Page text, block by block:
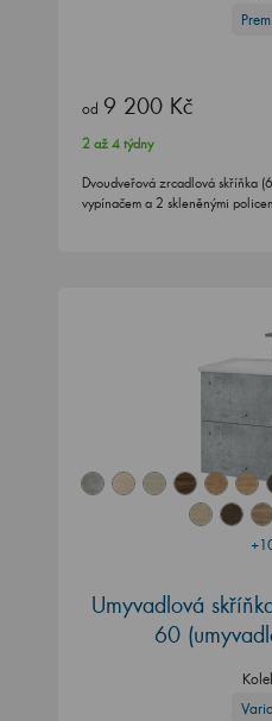
od 9 200 Kč
2 až 4 týdny
Dvoudveřová zrcadlová skříňka
vypínačem a 2 skleněnými
Umyvadlová
60